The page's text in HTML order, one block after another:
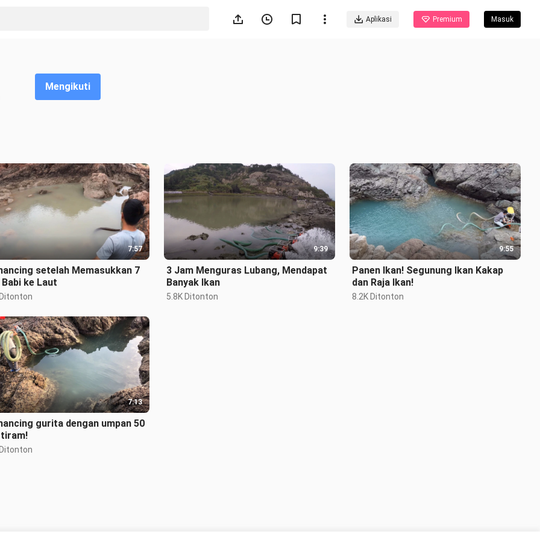
Aplikasi Premium Masuk
Mengikuti
7:57
setelah Memasukkan 7
ke Laut
9:39
3 Jam Menguras Lubang, Mendapat
Banyak Ikan
5.8K Ditonton
9:55
Panen Ikan! Segunung Ikan Kakap
dan Raja Ikan!
8.2K Ditonton
7:13
gurita dengan umpan 50